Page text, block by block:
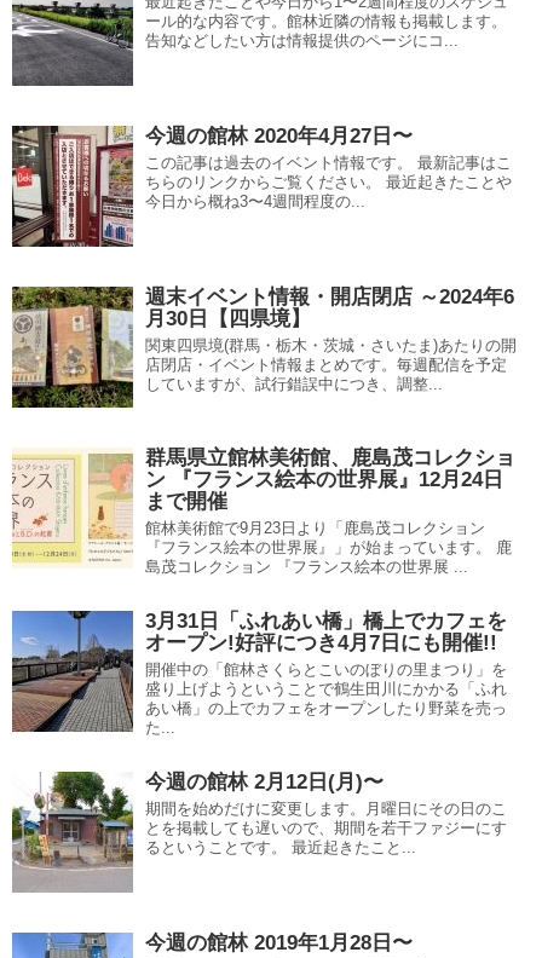
ール的な内容です。館林近隣の情報も掲載します。
告知などしたい方は情報提供のページにコ...
今週の館林 2020年4月27日〜
この記事は過去のイベント情報です。 最新記事はこ
ちらのリンクからご覧ください。 最近起きたことや
今日から概ね3〜4週間程度の...
週末イベント情報・開店閉店 ～2024年6
月30日【四県境】
関東四県境(群馬・栃木・茨城・さいたま)あたりの開
店閉店・イベント情報まとめです。毎週配信を予定
していますが、試行錯誤中につき、調整...
群馬県立館林美術館、鹿島茂コレクショ
ン 『フランス絵本の世界展』12月24日
まで開催
館林美術館で9月23日より「鹿島茂コレクション
『フランス絵本の世界展』」が始まっています。 鹿
島茂コレクション 『フランス絵本の世界展 ...
3月31日「ふれあい橋」橋上でカフェを
オープン!好評につき4月7日にも開催!!
開催中の「館林さくらとこいのぼりの里まつり」を
盛り上げようということで鶴生田川にかかる「ふれ
あい橋」の上でカフェをオープンしたり野菜を売っ
た...
今週の館林 2月12日(月)〜
期間を始めだけに変更します。月曜日にその日のこ
とを掲載しても遅いので、期間を若干ファジーにす
るということです。 最近起きたこと...
今週の館林 2019年1月28日〜